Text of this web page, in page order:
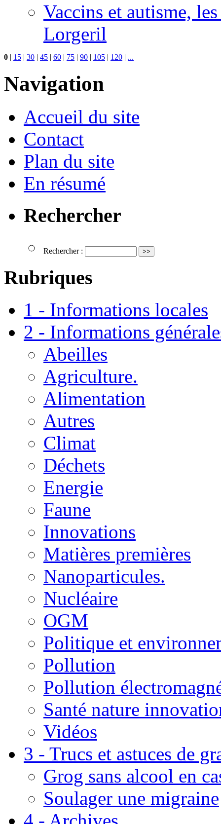
Vaccins et autisme,
Lorgeril
0 | 15 | 30 | 45 | 60 | 75 | 90 | 105 | 120 | ...
Navigation
Accueil du site
Contact
Plan du site
En résumé
Rechercher
Rechercher :
Rubriques
1 - Informations locales
2 - Informations
Abeilles
Agriculture.
Alimentation
Autres
Climat
Déchets
Energie
Faune
Innovations
Matières premières
Nanoparticules.
Nucléaire
OGM
Politique et
Pollution
Pollution
Santé nature
Vidéos
3 - Trucs et astuces de
Grog sans alcool en
Soulager une migraine